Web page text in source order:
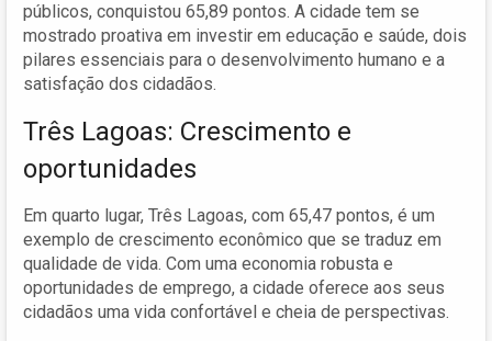
públicos, conquistou 65,89 pontos. A cidade tem se
mostrado proativa em investir em educação e saúde, dois
pilares essenciais para o desenvolvimento humano e a
satisfação dos cidadãos.
Três Lagoas: Crescimento e
oportunidades
Em quarto lugar, Três Lagoas, com 65,47 pontos, é um
exemplo de crescimento econômico que se traduz em
qualidade de vida. Com uma economia robusta e
oportunidades de emprego, a cidade oferece aos seus
cidadãos uma vida confortável e cheia de perspectivas.